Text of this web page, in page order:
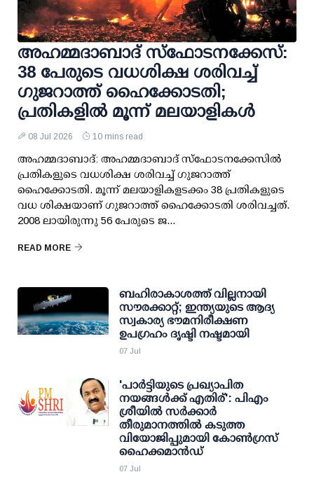
അഹമ്മദാബാദ് സ്ഫോടനക്കേസ്:
38 പേരുടെ വധശിക്ഷ ശരിവച്ച്
ഗുജറാത്ത് ഹൈക്കോടതി;
പ്രതികളില്‍ മൂന്ന് മലയാളികള്‍
08 Jul 2026 10 mins read
അഹമ്മദാബാദ്: അഹമ്മദാബാദ് സ്ഫോടനക്കേസില്‍
പ്രതികളുടെ വധശിക്ഷ ശരിവച്ച് ഗുജറാത്ത്
ഹൈക്കോടതി. മൂന്ന് മലയാളികളടക്കം 38 പ്രതികളുടെ
വധ ശിക്ഷയാണ് ഗുജറാത്ത് ഹൈക്കോടതി ശരിവച്ചത്.
2008 ലായിരുന്നു 56 പേരുടെ ജ...
READ MORE
ബഹിരാകാശത്ത് വില്ലനായി
സൗരക്കാറ്റ്; ഇന്ത്യയുടെ ആദ്യ
സ്വകാര്യ ഭൗമനിരീക്ഷണ
ഉപഗ്രഹം ദൃഷ്ടി നഷ്ടമായി
07 Jul
'പാര്‍ട്ടിയുടെ പ്രഖ്യാപിത
നയങ്ങള്‍ക്ക് എതിര്': പിഎം
ശ്രീയില്‍ സര്‍ക്കാര്‍
തീരുമാനത്തില്‍ കടുത്ത
വിയോജിപ്പുമായി കോണ്‍ഗ്രസ്
ഹൈക്കമാന്‍ഡ്
07 Jul